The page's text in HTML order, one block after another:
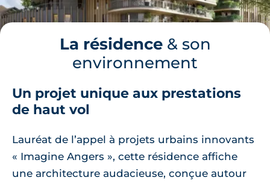
La résidence& son
environnement
Un projet unique aux prestations
de haut vol
Lauréat de l’appel à projets urbains innovants
« Imagine Angers », cette résidence affiche
une architecture audacieuse, conçue autour